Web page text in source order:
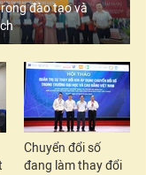
đào tạo và
Chuyển đổi số
đang làm thay đổi